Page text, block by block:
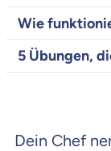
Wie
5 Übungen,
Dein Chef